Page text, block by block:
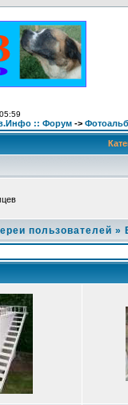
:: Форум ->
пользователей »